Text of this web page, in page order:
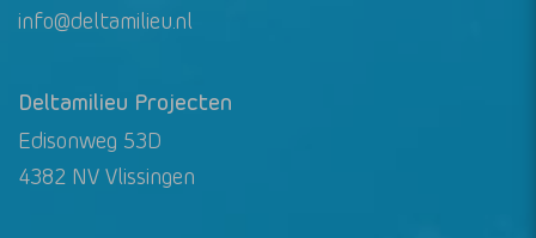
info@deltamilieu.nl
Deltamilieu Projecten
Edisonweg 53D
4382 NV Vlissingen